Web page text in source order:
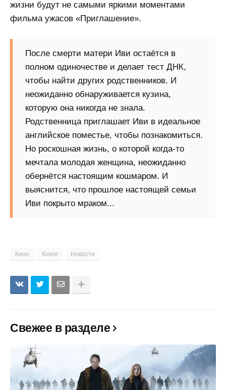
жизни будут не самыми яркими моментами
фильма ужасов «Приглашение».
После смерти матери Иви остаётся в
полном одиночестве и делает тест ДНК,
чтобы найти других родственников. И
неожиданно обнаруживается кузина,
которую она никогда не знала.
Родственница приглашает Иви в идеальное
английское поместье, чтобы познакомиться.
Но роскошная жизнь, о которой когда-то
мечтала молодая женщина, неожиданно
обернётся настоящим кошмаром. И
выяснится, что прошлое настоящей семьи
Иви покрыто мраком...
Кино Книги Новости
Свежее в разделе